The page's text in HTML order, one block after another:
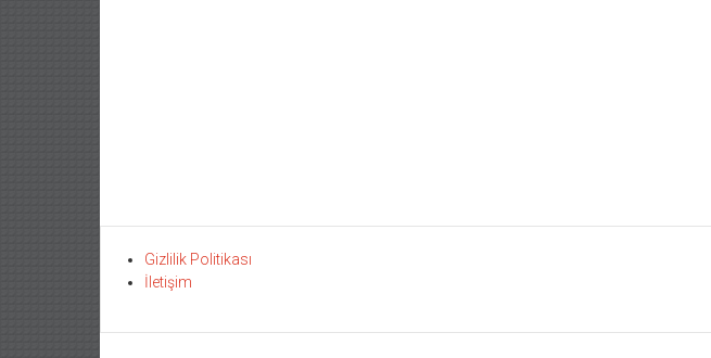
Gizlilik Politikası
İletişim